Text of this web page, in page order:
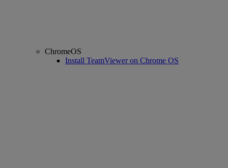
ChromeOS
Install TeamViewer on Chrome OS